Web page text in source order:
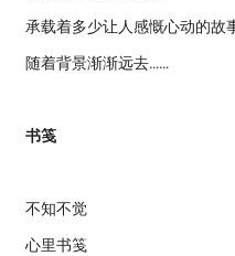
承载着多少让人感慨心动的故
随着背景渐渐远去……
书笺
不知不觉
心里书笺